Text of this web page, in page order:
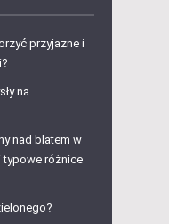
przyjazne i
na
nad blatem w
typowe różnice